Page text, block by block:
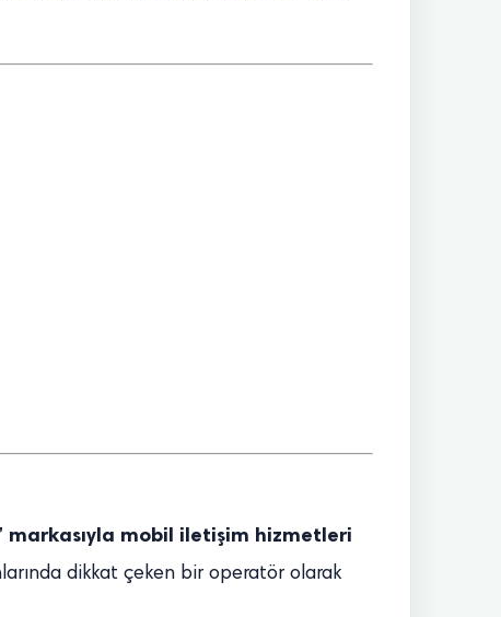
markasıyla mobil iletişim hizmetleri
dikkat çeken bir operatör olarak